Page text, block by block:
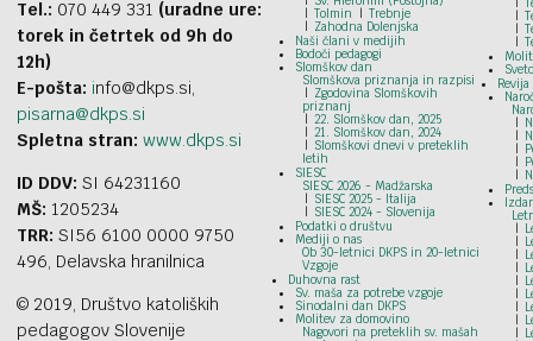
Tel.: 070 449 331 (uradne ure:
torek in četrtek od 9h do
12h)
E-pošta: info@dkps.si,
pisarna@dkps.si
Spletna stran: www.dkps.si
ID DDV: SI 64231160
MŠ: 1205234
TRR: SI56 6100 0000 9750
496, Delavska hranilnica
© 2019, Društvo katoliških
pedagogov Slovenije
Tolmin
Trebnje
Zahodna Dolenjska
Naši člani v medijih
Bodoči pedagogi
Slomškov dan
Slomškova priznanja in razpisi
Zgodovina Slomškovih
priznanj
22. Slomškov dan, 2025
21. Slomškov dan, 2024
Slomškovi dnevi v preteklih
letih
SIESC
SIESC 2026 - Madžarska
SIESC 2025 - Italija
SIESC 2024 - Slovenija
Podatki o društvu
Mediji o nas
Ob 30-letnici DKPS in 20-letnici
Vzgoje
Duhovna rast
Sv. maša za potrebe vzgoje
Sinodalni dan DKPS
Molitev za domovino
Nagovori na preteklih sv. mašah